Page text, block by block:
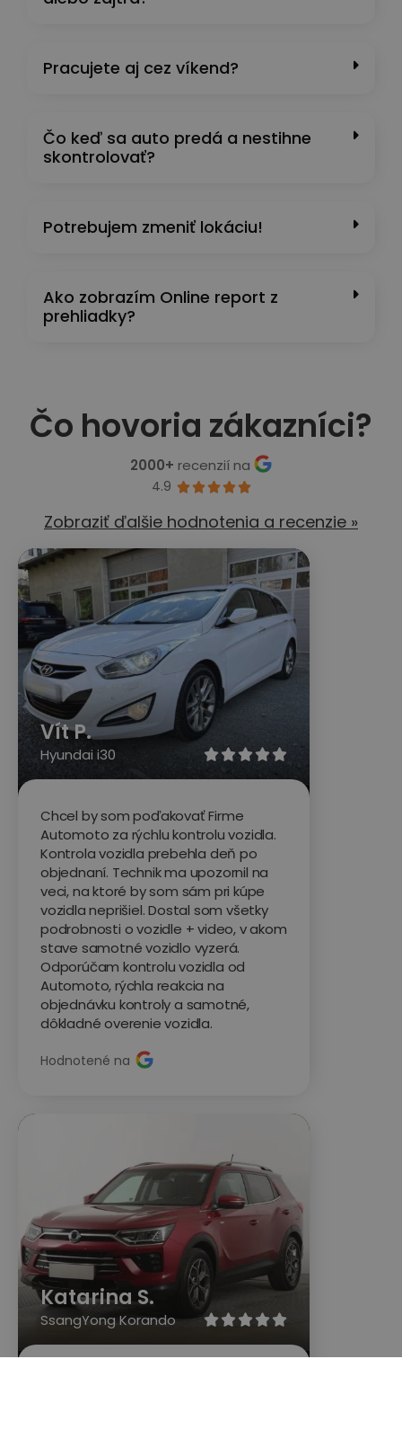
Pracujete aj cez víkend?
Čo keď sa auto predá a nestihne
skontrolovať?
Potrebujem zmeniť lokáciu!
Ako zobrazím Online report z
prehliadky?
Čo hovoria zákazníci?
2000+ recenzií na
4.9 
Zobraziť ďalšie hodnotenia a recenzie »

Vít P.
Hyundai i30
Chcel by som poďakovať Firme
Automoto za rýchlu kontrolu vozidla.
Kontrola vozidla prebehla deň po
objednaní. Technik ma upozornil na
veci, na ktoré by som sám pri kúpe
vozidla neprišiel. Dostal som všetky
podrobnosti o vozidle + video, v akom
stave samotné vozidlo vyzerá.
Odporúčam kontrolu vozidla od
Automoto, rýchla reakcia na
objednávku kontroly a samotné,
dôkladné overenie vozidla.
Hodnotené na

Katarina S.
SsangYong Korando